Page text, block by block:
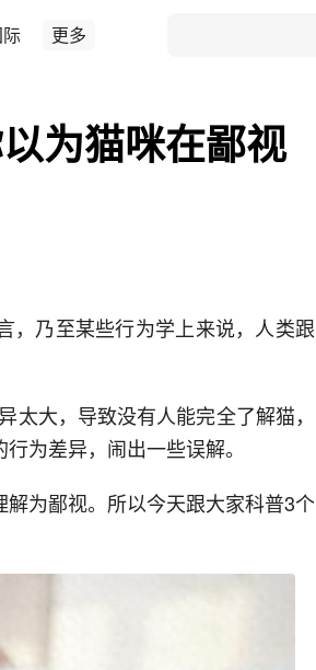
更多
为猫咪在鄙视
，乃至某些行为学上来说，人类跟
太大，导致没有人能完全了解猫，
为差异，闹出一些误解。
为鄙视。所以今天跟大家科普3个